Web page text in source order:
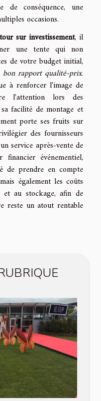
conséquence, une
occasions.
sur investissement, il
une tente qui non
de votre budget initial,
bon rapport qualité-prix.
à renforcer l'image de
l'attention lors des
facilité de montage et
porte ses fruits sur
des fournisseurs
service après-vente de
événementiel,
de prendre en compte
également les coûts
au stockage, afin de
reste un atout rentable